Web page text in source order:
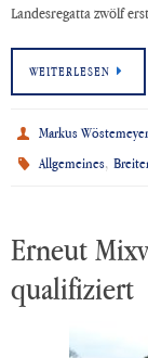
Landesregatta zwölf
WEITERLESEN
Markus
Allgemeines,
Erneut
qualifiziert